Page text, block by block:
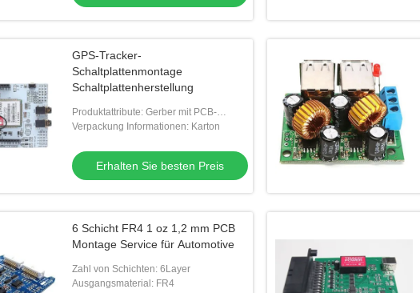
GPS-Tracker-
Schaltplattenmontage
Schaltplattenherstellung
Produktattribute: Gerber mit PCB-
Spezifikation für die Herstellung von
und Einzelheit
Verpackung Informationen: Karton
Erhalten Sie besten Preis
6 Schicht FR4 1 oz 1,2 mm PCB
Montage Service für Automotive
Zahl von Schichten: 6Layer
Ausgangsmaterial: FR4